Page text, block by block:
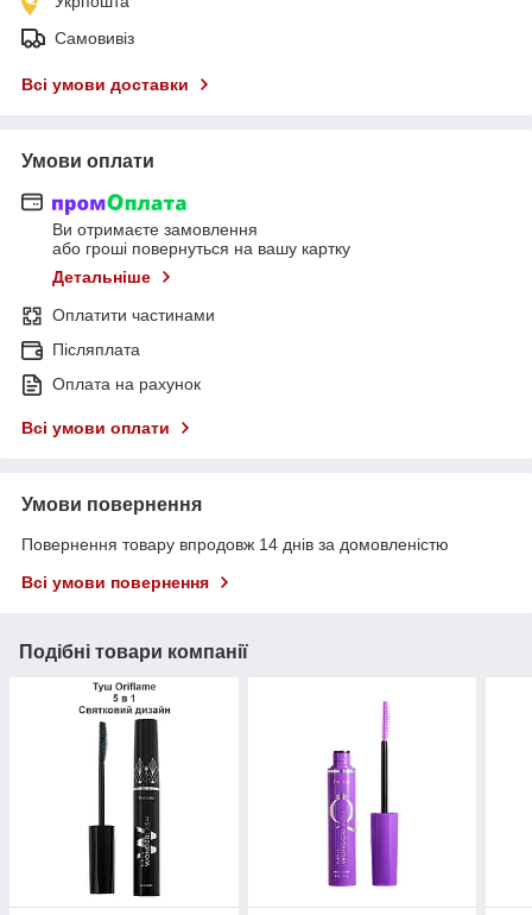
Самовивіз
Всі умови доставки
Умови оплати
Ви отримаєте замовлення
або гроші повернуться на вашу картку
Детальніше
Оплатити частинами
Післяплата
Оплата на рахунок
Всі умови оплати
Умови повернення
Повернення товару впродовж 14 днів за домовленістю
Всі умови повернення
Подібні товари компанії